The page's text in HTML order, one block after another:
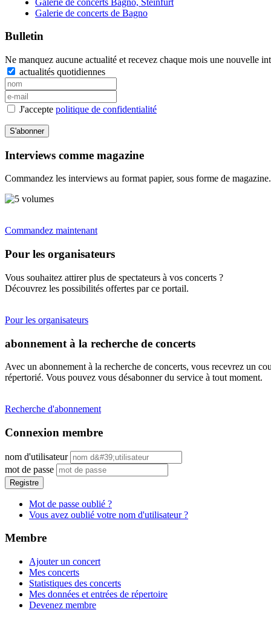
Galerie de concerts de Bagno
Bulletin
Ne manquez aucune actualité et recevez chaque mois une nouvelle
actualités quotidiennes
J'accepte politique de confidentialité
S'abonner
Interviews comme magazine
Commandez les interviews au format papier, sous forme de magazine.
Commandez maintenant
Pour les organisateurs
Vous souhaitez attirer plus de spectateurs à vos concerts ?
Découvrez les possibilités offertes par ce portail.
Pour les organisateurs
abonnement à la recherche de concerts
Avec un abonnement à la recherche de concerts, vous recevrez un
répertorié. Vous pouvez vous désabonner du service à tout moment.
Recherche d'abonnement
Connexion membre
nom d'utilisateur
mot de passe
Registre
Mot de passe oublié ?
Vous avez oublié votre nom d'utilisateur ?
Membre
Ajouter un concert
Mes concerts
Statistiques des concerts
Mes données et entrées de répertoire
Devenez membre